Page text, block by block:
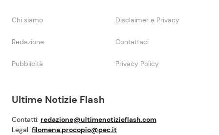
Ultime Notizie Flash
Contatti: redazione@ultimenotizieflash.com
Legal: filomena.procopio@pec.it
Chi siamo Disclaimer e Privacy
Redazione Contattaci
Pubblicità Privacy Policy